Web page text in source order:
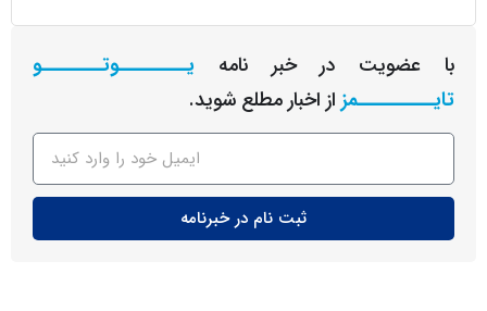
در خبر نامه
یـــــــــوتــــــــو
از اخبار مطلع شوید.
ثبت نام در خبرنامه